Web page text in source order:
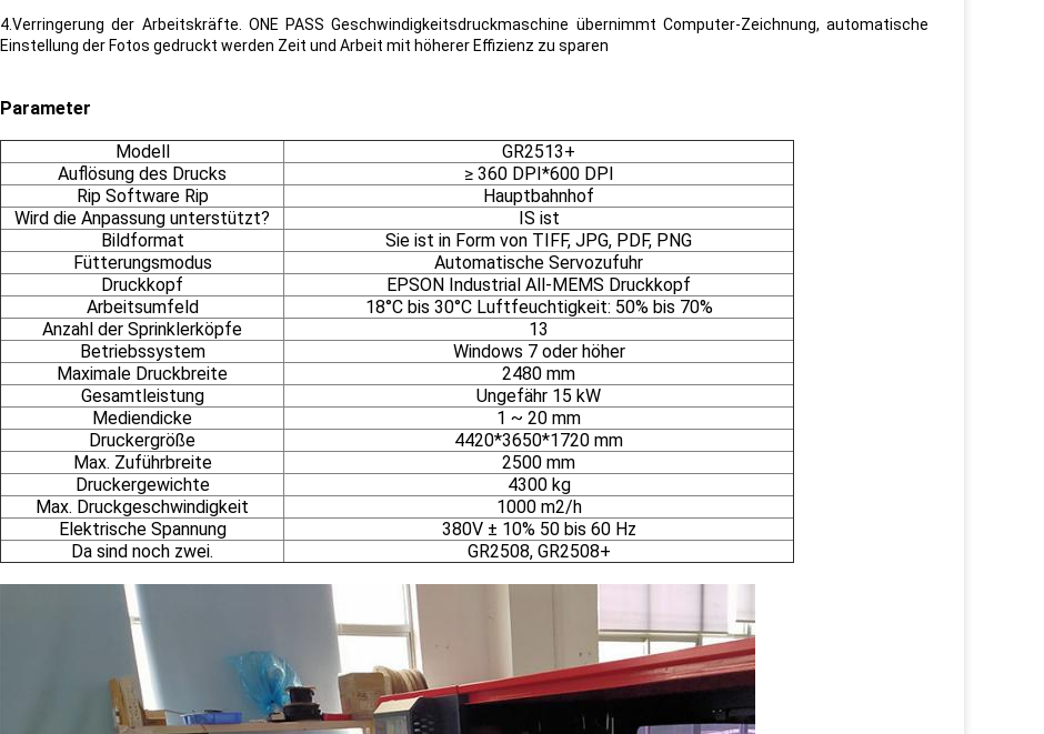
4.Verringerung der Arbeitskräfte. ONE PASS Geschwindigkeitsdruckmaschine übernimmt Computer-Zeichnung, automatische
Einstellung der Fotos gedruckt werden Zeit und Arbeit mit höherer Effizienz zu sparen
Parameter
Modell
GR2513+
Auflösung des Drucks
≥ 360 DPI*600 DPI
Rip Software Rip
Hauptbahnhof
Wird die Anpassung unterstützt?
IS ist
Bildformat
Sie ist in Form von TIFF, JPG, PDF, PNG
Fütterungsmodus
Automatische Servozufuhr
Druckkopf
EPSON Industrial All-MEMS Druckkopf
Arbeitsumfeld
18°C bis 30°C Luftfeuchtigkeit: 50% bis 70%
Anzahl der Sprinklerköpfe
13
Betriebssystem
Windows 7 oder höher
Maximale Druckbreite
2480 mm
Gesamtleistung
Ungefähr 15 kW
Mediendicke
1 ~ 20 mm
Druckergröße
4420*3650*1720 mm
Max. Zuführbreite
2500 mm
Druckergewichte
4300 kg
Max. Druckgeschwindigkeit
1000 m2/h
Elektrische Spannung
380V ± 10% 50 bis 60 Hz
Da sind noch zwei.
GR2508, GR2508+